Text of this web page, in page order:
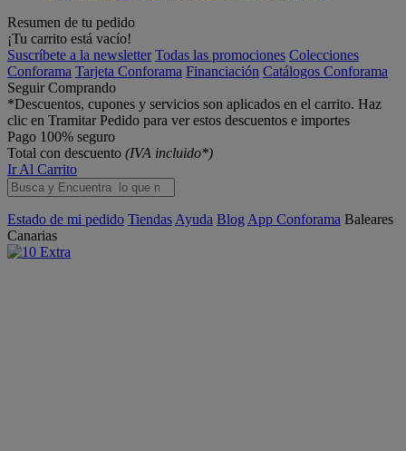
Resumen de tu pedido
¡Tu carrito está vacío!
Suscríbete a la newsletter Todas las promociones Colecciones
Conforama Tarjeta Conforama Financiación Catálogos Conforama
Seguir Comprando
*Descuentos, cupones y servicios son aplicados en el carrito. Haz
clic en Tramitar Pedido para ver estos descuentos e importes
Pago 100% seguro
Total con descuento (IVA incluido*)
Ir Al Carrito
Estado de mi pedido Tiendas Ayuda Blog App Conforama Baleares
Canarias